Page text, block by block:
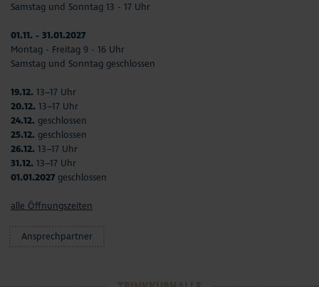
Samstag und Sonntag 13 - 17 Uhr
01.11. - 31.01.2027
Montag - Freitag 9 - 16 Uhr
Samstag und Sonntag geschlossen
19.12. 13–17 Uhr
20.12. 13–17 Uhr
24.12. geschlossen
25.12. geschlossen
26.12. 13–17 Uhr
31.12. 13–17 Uhr
01.01.2027 geschlossen
alle Öffnungszeiten
Ansprechpartner